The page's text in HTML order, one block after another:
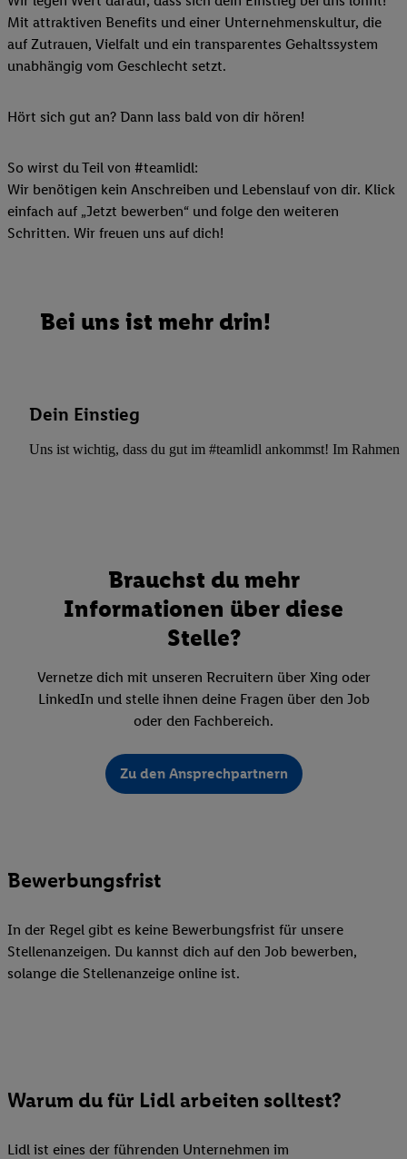
Mit attraktiven Benefits und einer Unternehmenskultur, die
auf Zutrauen, Vielfalt und ein transparentes Gehaltssystem
unabhängig vom Geschlecht setzt.
Hört sich gut an? Dann lass bald von dir hören!
So wirst du Teil von #teamlidl:
Wir benötigen kein Anschreiben und Lebenslauf von dir. Klick
einfach auf „Jetzt bewerben“ und folge den weiteren
Schritten. Wir freuen uns auf dich!
Bei uns ist mehr drin!
Dein Einstieg
Uns ist wichtig, dass du gut im #teamlidl ankommst! Im Rahmen
Brauchst du mehr
Informationen über diese
Stelle?
Vernetze dich mit unseren Recruitern über Xing oder
LinkedIn und stelle ihnen deine Fragen über den Job
oder den Fachbereich.
Zu den Ansprechpartnern
Bewerbungsfrist
In der Regel gibt es keine Bewerbungsfrist für unsere
Stellenanzeigen. Du kannst dich auf den Job bewerben,
solange die Stellenanzeige online ist.
Warum du für Lidl arbeiten solltest?
Lidl ist eines der führenden Unternehmen im